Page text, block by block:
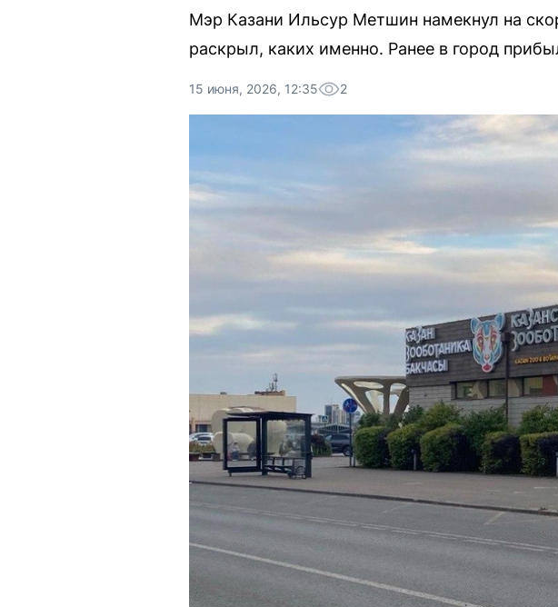
Мэр Казани Ильсур Метшин намекнул на
раскрыл, каких именно. Ранее в город
15 июня, 2026, 12:35 2